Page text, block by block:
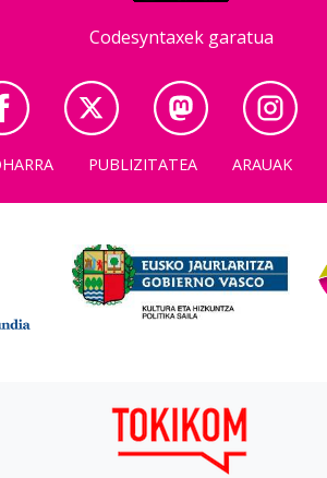
Codesyntaxek garatua
PUBLIZITATEA ARAUAK